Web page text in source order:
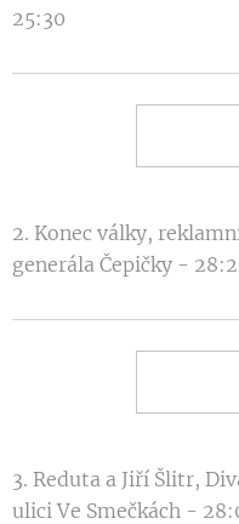
25:30
2. Konec války,
generála Čepičky -
3. Reduta a Jiří Šlitr,
ulici Ve Smečkách -